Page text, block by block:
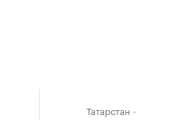
Татарстан